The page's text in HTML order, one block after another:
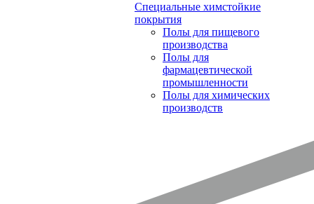
Специальные химстойкие
покрытия
Полы для пищевого
производства
Полы для
фармацевтической
промышленности
Полы для химических
производств